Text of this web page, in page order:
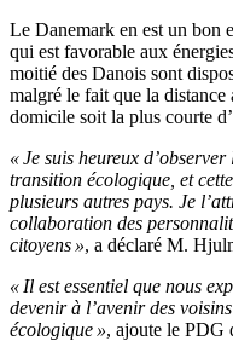
Le Danemark en est un bon
qui est favorable aux
moitié des Danois sont
malgré le fait que la
domicile soit la plus courte
« Je suis heureux
transition écologique, et
plusieurs autres pays. Je
collaboration des
citoyens », a déclaré M.
« Il est essentiel que nous
devenir à l’avenir des
écologique », ajoute le PDG